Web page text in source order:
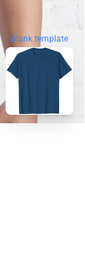
blank template